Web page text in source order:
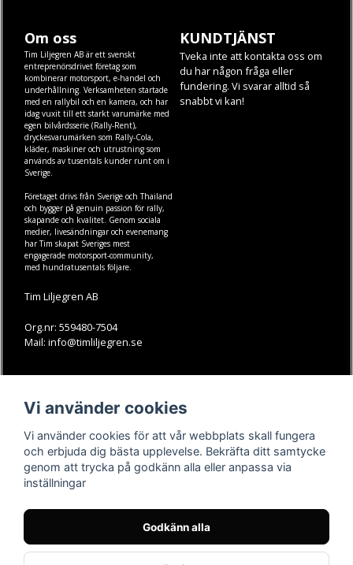
Om oss
Tim Liljegren AB är ett svenskt
entreprenörsdrivet företag som
kombinerar motorsport, e-handel och
underhållning. Verksamheten startade
med en rallybil och en kamera, och har
idag vuxit till ett starkt varumärke med
egen bilvårdsserie (Rally-Rent),
dryckesvarumärken som Rally-Cola,
kläder, maskineroch utrustning som
används av tusentals kunder runt om i
Sverige.
Företaget drivs från Sverige och Thailand
och bygger på genuin passion för rally,
skapande och kvalitet. Genom sociala
medier, livesändningar och evenemang
har Tim skapat Sveriges mest
engagerade motorsport-community,
med hundratusentals följare.
Tim Liljegren AB
Org.nr: 559480-7504
Mail: info@timliljegren.se
KUNDTJÄNST
Tveka inte att kontakta oss om
du har någon fråga eller
fundering. Vi svarar alltid så
snabbt vi kan!
Köpvillkor
Kontakt
Youtube-videos
Instagram
Youtube
TikTok
Vi använder cookies
Vi använder cookies för att vår webbplats skall fungera
och erbjuda dig bästa upplevelse. Bekräfta ditt samtycke
genom att trycka på godkänn alla eller anpassa via
inställningar
Godkänn alla